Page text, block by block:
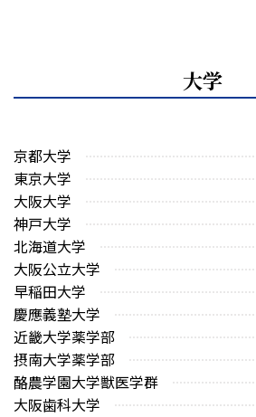
大学
京都大学
東京大学
大阪大学
神戸大学
北海道大学
大阪公立大学
早稲田大学
慶應義塾大学
近畿大学薬学部
摂南大学薬学部
酪農学園大学獣医学群
大阪歯科大学